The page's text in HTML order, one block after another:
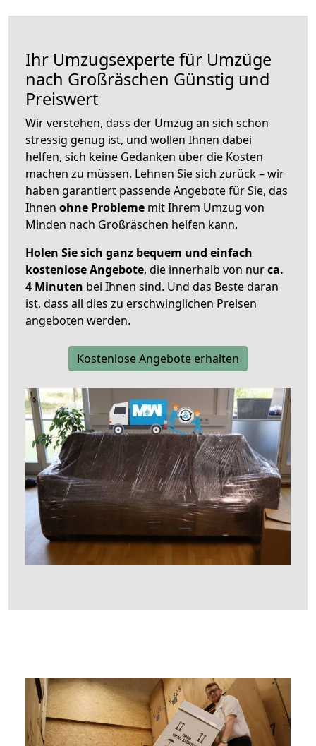
Ihr Umzugsexperte für Umzüge
nach Großräschen Günstig und
Preiswert
Wir verstehen, dass der Umzug an sich schon
stressig genug ist, und wollen Ihnen dabei
helfen, sich keine Gedanken über die Kosten
machen zu müssen. Lehnen Sie sich zurück – wir
haben garantiert passende Angebote für Sie, das
Ihnen ohne Probleme mit Ihrem Umzug von
Minden nach Großräschen helfen kann.
Holen Sie sich ganz bequem und einfach
kostenlose Angebote, die innerhalb von nurca.
4 Minuten bei Ihnen sind. Und das Beste daran
ist, dass all dies zu erschwinglichen Preisen
angeboten werden.
Kostenlose Angebote erhalten